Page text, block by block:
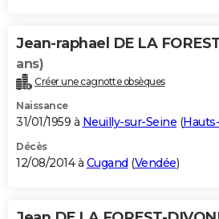
Jean-raphael DE LA
ans)
Créer une cagnotte obsèques
Naissance
31/01/1959 à Neuilly-sur-Seine (
Décès
12/08/2014 à Cugand (Vendée)